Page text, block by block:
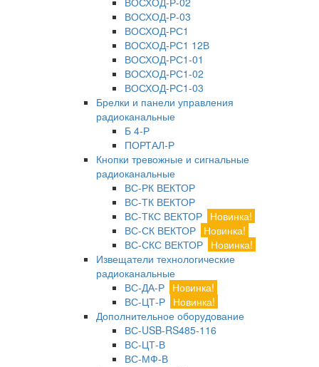
ВОСХОД-Р-03
ВОСХОД-РС1
ВОСХОД-РС1 12В
ВОСХОД-РС1-01
ВОСХОД-РС1-02
ВОСХОД-РС1-03
Брелки и панели управления
радиоканальные
Б 4-Р
ПОРТАЛ-Р
Кнопки тревожные и сигнальные
радиоканальные
ВС-РК ВЕКТОР
ВС-ТК ВЕКТОР
ВС-ТКС ВЕКТОР Новинка!
ВС-СК ВЕКТОР Новинка!
ВС-СКС ВЕКТОР Новинка!
Извещатели технологические
радиоканальные
ВС-ДА-Р Новинка!
ВС-ЦТ-Р Новинка!
Дополнительное оборудование
ВС-USB-RS485-116
ВС-ЦТ-В
ВС-МФ-В